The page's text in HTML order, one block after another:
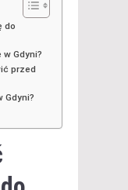
do
Gdyni?
przed
Gdyni?